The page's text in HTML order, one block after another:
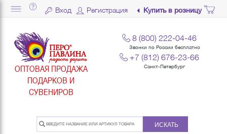
Вход Регистрация Купить в розницу
ОПТОВАЯ ПРОДАЖА
ПОДАРКОВ И
СУВЕНИРОВ
8 (800) 222-04-46
Звонки по России бесплатно
+7 (812) 676-23-66
Санкт-Петербург
ИСКАТЬ